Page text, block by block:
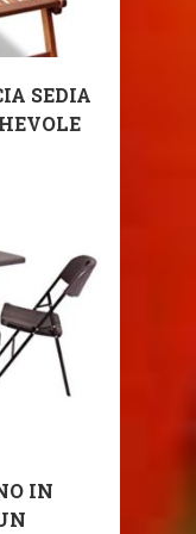
SEDIA
IN